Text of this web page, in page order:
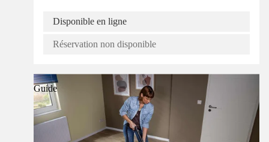
Disponible en ligne
Réservation non disponible
Guide